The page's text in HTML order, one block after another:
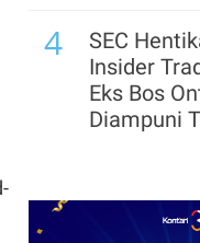
4
SEC
Insider
Eks Bos
Diampuni